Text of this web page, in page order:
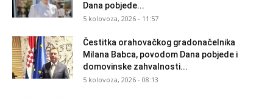
Dana pobjede...
5 kolovoza, 2026 - 11:57
Čestitka orahovačkog gradonačelnika
Milana Babca, povodom Dana pobjede i
domovinske zahvalnosti...
5 kolovoza, 2026 - 08:13